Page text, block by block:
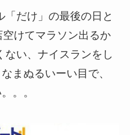
だけ」の最後の日と
けてマラソン出るか
ない、ナイスランをし
まぬるいーい目で、
。。